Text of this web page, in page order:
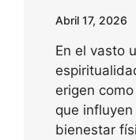
Abril 17, 2026
En el vasto
erigen
que
bienestar